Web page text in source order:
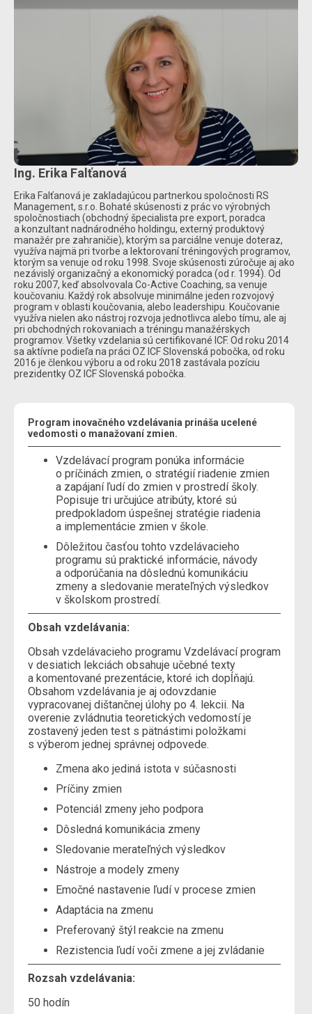
Ing. Erika Falťanová
Erika Falťanová je zakladajúcou partnerkou spoločnosti RS
Management, s.r.o. Bohaté skúsenosti z prác vo výrobných
spoločnostiach (obchodný špecialista pre export, poradca
a konzultant nadnárodného holdingu, externý produktový
manažér pre zahraničie), ktorým sa parciálne venuje doteraz,
využíva najmä pri tvorbe a lektorovaní tréningových programov,
ktorým sa venuje od roku 1998. Svoje skúsenosti zúročuje aj ako
nezávislý organizačný a ekonomický poradca (od r. 1994). Od
roku 2007, keď absolvovala Co-Active Coaching, sa venuje
koučovaniu. Každý rok absolvuje minimálne jeden rozvojový
program v oblasti koučovania, alebo leadershipu. Koučovanie
využíva nielen ako nástroj rozvoja jednotlivca alebo tímu, ale aj
pri obchodných rokovaniach a tréningu manažérskych
programov. Všetky vzdelania sú certifikované ICF. Od roku 2014
sa aktívne podieľa na práci OZ ICF Slovenská pobočka, od roku
2016 je členkou výboru a od roku 2018 zastávala pozíciu
prezidentky OZ ICF Slovenská pobočka.
Program inovačného vzdelávania prináša ucelené
vedomosti o manažovaní zmien.
Vzdelávací program ponúka informácie
o príčinách zmien, o stratégií riadenie zmien
a zapájaní ľudí do zmien v prostredí školy.
Popisuje tri určujúce atribúty, ktoré sú
predpokladom úspešnej stratégie riadenia
a implementácie zmien v škole.
Dôležitou časťou tohto vzdelávacieho
programu sú praktické informácie, návody
a odporúčania na dôslednú komunikáciu
zmeny a sledovanie merateľných výsledkov
v školskom prostredí.
Obsah vzdelávania:
Obsah vzdelávacieho programu Vzdelávací program
v desiatich lekciách obsahuje učebné texty
a komentované prezentácie, ktoré ich dopĺňajú.
Obsahom vzdelávania je aj odovzdanie
vypracovanej dištančnej úlohy po 4. lekcii. Na
overenie zvládnutia teoretických vedomostí je
zostavený jeden test s pätnástimi položkami
s výberom jednej správnej odpovede.
Zmena ako jediná istota v súčasnosti
Príčiny zmien
Potenciál zmeny jeho podpora
Dôsledná komunikácia zmeny
Sledovanie merateľných výsledkov
Nástroje a modely zmeny
Emočné nastavenie ľudí v procese zmien
Adaptácia na zmenu
Preferovaný štýl reakcie na zmenu
Rezistencia ľudí voči zmene a jej zvládanie
Rozsah vzdelávania:
50 hodín